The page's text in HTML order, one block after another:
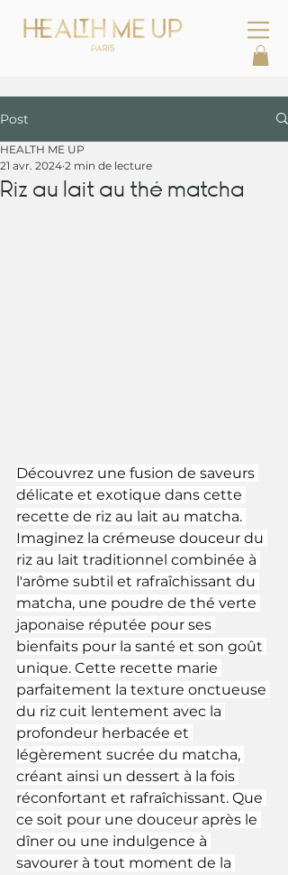
Post
Riz au lait au thé matcha
HEALTH ME UP
21 avr. 2024 2 min de lecture
Découvrez une fusion de saveurs
délicate et exotique dans cette
recette de riz au lait au matcha.
Imaginez la crémeuse douceur du
riz au lait traditionnel combinée à
l'arôme subtil et rafraîchissant du
matcha, une poudre de thé verte
japonaise réputée pour ses
bienfaits pour la santé et son goût
unique. Cette recette marie
parfaitement la texture onctueuse
du riz cuit lentement avec la
profondeur herbacée et
légèrement sucrée du matcha,
créant ainsi un dessert à la fois
réconfortant et rafraîchissant. Que
ce soit pour une douceur après le
dîner ou une indulgence à
savourer à tout moment de la